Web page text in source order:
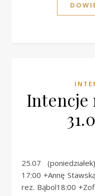
Intencje
25.07 (poniedziałek)Święto św. Jakuba Apostoła
17:00 +Annę
rez. Bąbol18:00